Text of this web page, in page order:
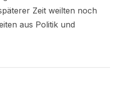
Zeit weilten noch
aus Politik und